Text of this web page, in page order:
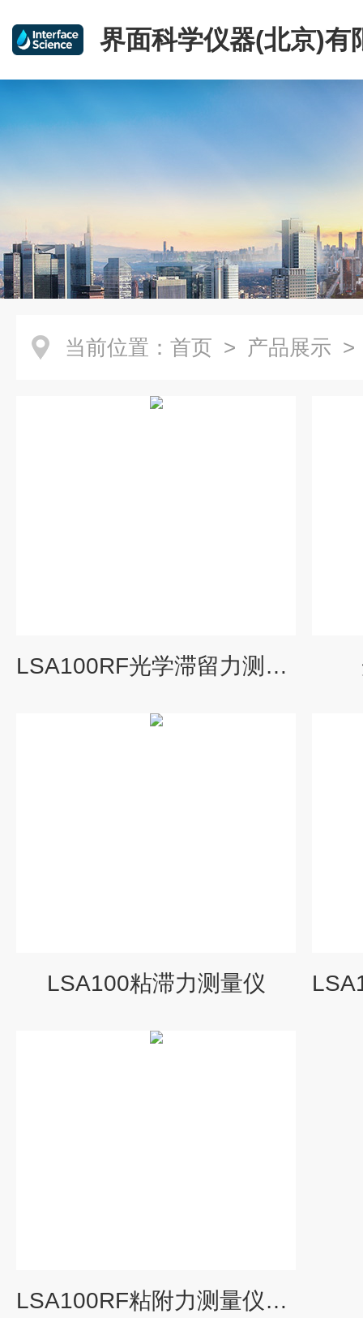
界面科学仪器(北京)有
当前位置： 首页 > 产品展示
LSA100RF光学滞留力测量仪（第二代接触角仪）
LSA100粘滞力测量仪
LSA100RF粘附力测量仪（第二代接触角仪）